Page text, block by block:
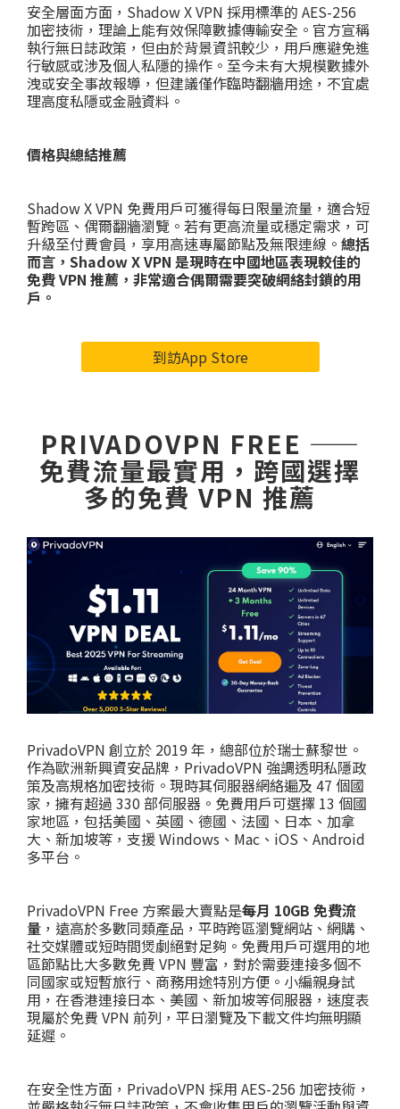
安全層面方面，Shadow X VPN 採用標準的 AES-256
加密技術，理論上能有效保障數據傳輸安全。官方宣稱
執行無日誌政策，但由於背景資訊較少，用戶應避免進
行敏感或涉及個人私隱的操作。至今未有大規模數據外
洩或安全事故報導，但建議僅作臨時翻牆用途，不宜處
理高度私隱或金融資料。
價格與總結推薦
Shadow X VPN 免費用戶可獲得每日限量流量，適合短
暫跨區、偶爾翻牆瀏覽。若有更高流量或穩定需求，可
升級至付費會員，享用高速專屬節點及無限連線。 總括
而言，Shadow X VPN 是現時在中國地區表現較佳的
免費 VPN 推薦，非常適合偶爾需要突破網絡封鎖的用
戶。
到訪App Store
PRIVADOVPN FREE ——
免費流量最實用，跨國選擇
多的免費 VPN 推薦
PrivadoVPN 創立於 2019 年，總部位於瑞士蘇黎世。
作為歐洲新興資安品牌，PrivadoVPN 強調透明私隱政
策及高規格加密技術。現時其伺服器網絡遍及 47 個國
家，擁有超過 330 部伺服器。免費用戶可選擇 13 個國
家地區，包括美國、英國、德國、法國、日本、加拿
大、新加坡等，支援 Windows、Mac、iOS、Android
多平台。
PrivadoVPN Free 方案最大賣點是每月 10GB 免費流
量 ，遠高於多數同類產品，平時跨區瀏覽網站、網購、
社交媒體或短時間煲劇絕對足夠。免費用戶可選用的地
區節點比大多數免費 VPN 豐富，對於需要連接多個不
同國家或短暫旅行、商務用途特別方便。小編親身試
用，在香港連接日本、美國、新加坡等伺服器，速度表
現屬於免費 VPN 前列，平日瀏覽及下載文件均無明顯
延遲。
在安全性方面，PrivadoVPN 採用 AES-256 加密技術，